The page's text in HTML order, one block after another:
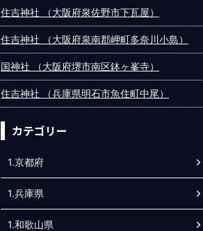
住吉神社 （大阪府泉佐野市下瓦屋）
住吉神社 （大阪府泉南郡岬町多奈川小島）
国神社 （大阪府堺市南区鉢ヶ峯寺）
住吉神社 （兵庫県明石市魚住町中尾）
カテゴリー
1.京都府
1.兵庫県
1.和歌山県